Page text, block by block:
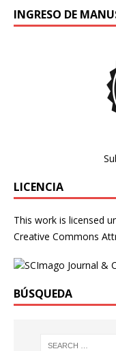
INGRESO DE
LICENCIA
This work is licensed
Creative Commons
BÚSQUEDA